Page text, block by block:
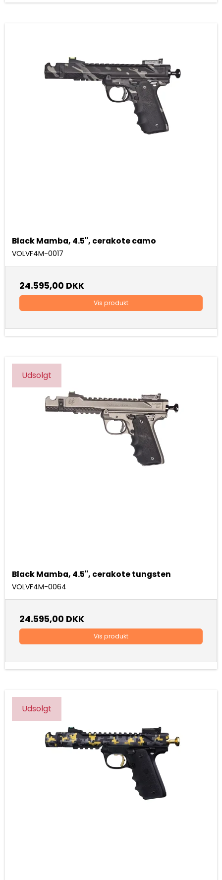
Black Mamba, 4.5", cerakote camo
VOLVF4M-0017
24.595,00 DKK
Vis produkt
Udsolgt
Black Mamba, 4.5", cerakote tungsten
VOLVF4M-0064
24.595,00 DKK
Vis produkt
Udsolgt